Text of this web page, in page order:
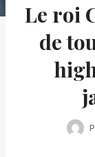
Le roi
de